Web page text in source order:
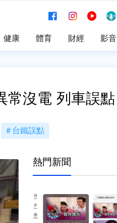
健康 體育 財經 影音
常沒電 列車誤點
台鐵誤點
熱門新聞